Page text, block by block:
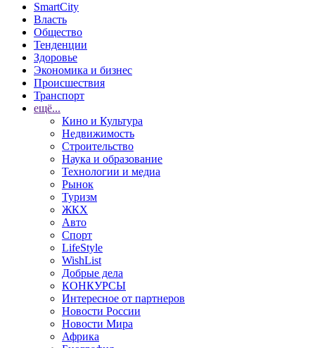
SmartCity
Власть
Общество
Тенденции
Здоровье
Экономика и бизнес
Происшествия
Транспорт
ещё...
Кино и Культура
Недвижимость
Строительство
Наука и образование
Технологии и медиа
Рынок
Туризм
ЖКХ
Авто
Спорт
LifeStyle
WishList
Добрые дела
КОНКУРСЫ
Интересное от партнеров
Новости России
Новости Мира
Африка